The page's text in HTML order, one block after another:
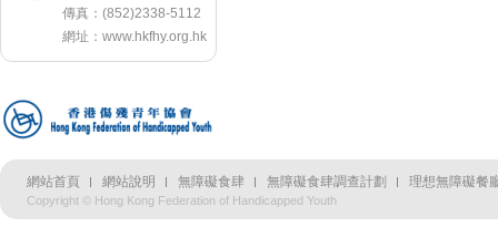
傳真：(852)2338-5112
網址： www.hkfhy.org.hk
網站首頁 網站說明 無障礙食肆 無障礙食肆調查計劃 理想無障礙餐
Copyright © Hong Kong Federation of Handicapped Youth